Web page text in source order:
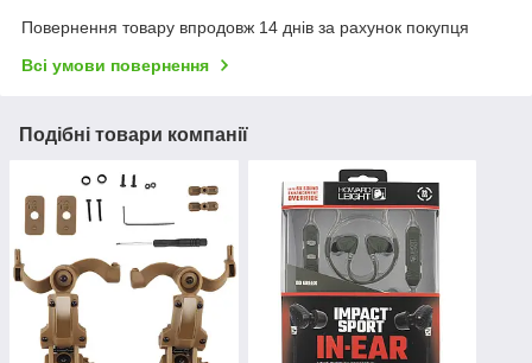
Повернення товару впродовж 14 днів за рахунок покупця
Всі умови повернення
Подібні товари компанії